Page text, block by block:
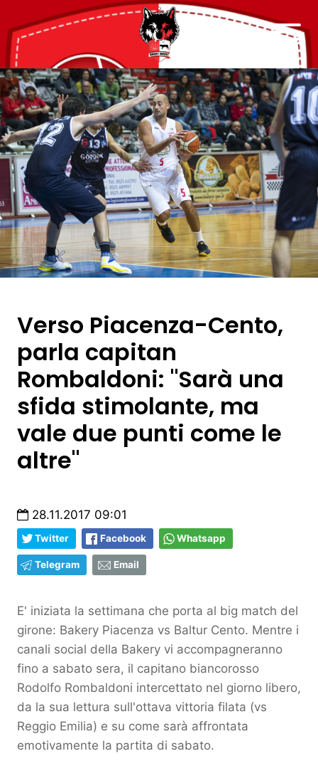
Verso Piacenza-Cento,
parla capitan
Rombaldoni: "Sarà una
sfida stimolante, ma
vale due punti come le
altre"
28.11.2017 09:01
Twitter Facebook Whatsapp
Telegram Email
E' iniziata la settimana che porta al big match del
girone: Bakery Piacenza vs Baltur Cento. Mentre i
canali social della Bakery vi accompagneranno
fino a sabato sera, il capitano biancorosso
Rodolfo Rombaldoni intercettato nel giorno libero,
da la sua lettura sull'ottava vittoria filata (vs
Reggio Emilia) e su come sarà affrontata
emotivamente la partita di sabato.